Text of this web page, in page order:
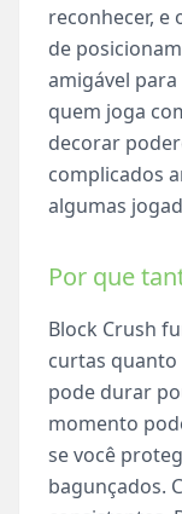
reconhecer, e
de
amigável
quem joga
decorar
complicados
algumas
Por que
Block Crush
curtas quanto
pode durar
momento
se você
bagunçados.